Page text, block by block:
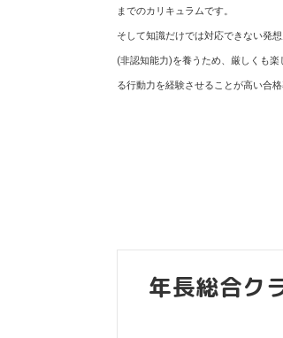
までのカリキュラムです。
そして知識だけでは対応できない発
(非認知能力)を養うため、厳しくも
る行動力を経験させることが高い合格
年長総合ク